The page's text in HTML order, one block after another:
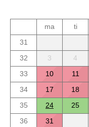
ma
ti
31
32
3 4
33
10 11
34
17 18
35
24 25
36
31